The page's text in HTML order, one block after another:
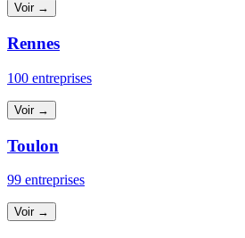
Voir →
Rennes
100 entreprises
Voir →
Toulon
99 entreprises
Voir →